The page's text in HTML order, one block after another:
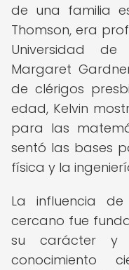
de una familia
Thomson, era
Universidad
Margaret
de clérigos
edad, Kelvin
para las
sentó las bases
física y la
La influencia
cercano fue
su carácter y
conocimiento